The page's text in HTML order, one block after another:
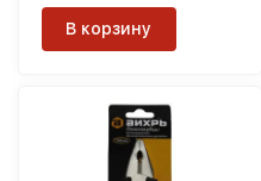
В корзину